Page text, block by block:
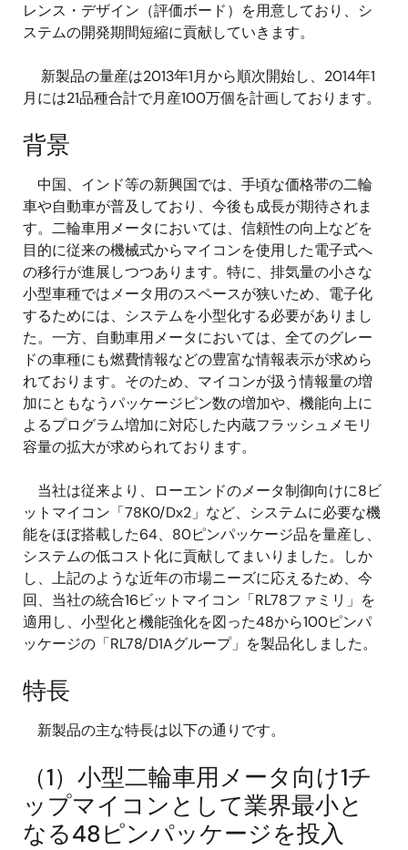
レンス・デザイン（評価ボード）を用意しており、シ
ステムの開発期間短縮に貢献していきます。
新製品の量産は2013年1月から順次開始し、2014年1
月には21品種合計で月産100万個を計画しております。
背景
中国、インド等の新興国では、手頃な価格帯の二輪
車や自動車が普及しており、今後も成長が期待されま
す。二輪車用メータにおいては、信頼性の向上などを
目的に従来の機械式からマイコンを使用した電子式へ
の移行が進展しつつあります。特に、排気量の小さな
小型車種ではメータ用のスペースが狭いため、電子化
するためには、システムを小型化する必要がありまし
た。一方、自動車用メータにおいては、全てのグレー
ドの車種にも燃費情報などの豊富な情報表示が求めら
れております。そのため、マイコンが扱う情報量の増
加にともなうパッケージピン数の増加や、機能向上に
よるプログラム増加に対応した内蔵フラッシュメモリ
容量の拡大が求められております。
当社は従来より、ローエンドのメータ制御向けに8ビ
ットマイコン「78K0/Dx2」など、システムに必要な機
能をほぼ搭載した64、80ピンパッケージ品を量産し、
システムの低コスト化に貢献してまいりました。しか
し、上記のような近年の市場ニーズに応えるため、今
回、当社の統合16ビットマイコン「RL78ファミリ」を
適用し、小型化と機能強化を図った48から100ピンパ
ッケージの「RL78/D1Aグループ」を製品化しました。
特長
新製品の主な特長は以下の通りです。
（1）小型二輪車用メータ向け1チ
ップマイコンとして業界最小と
なる48ピンパッケージを投入